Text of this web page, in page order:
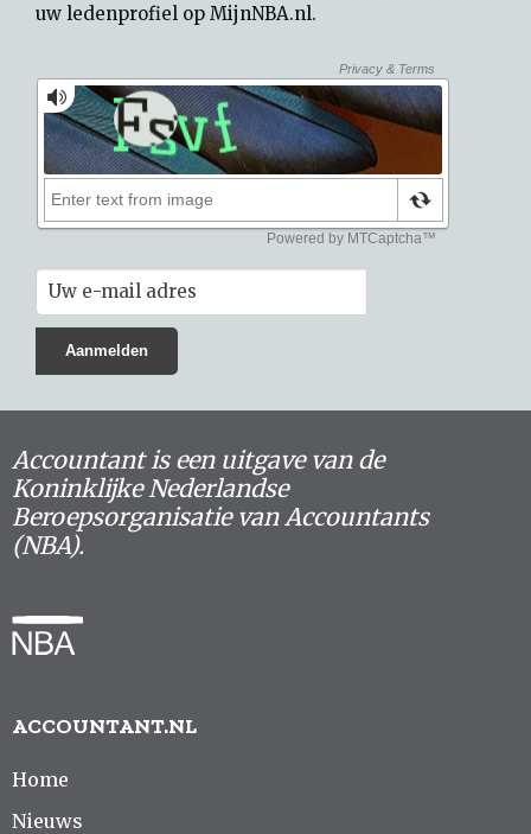
uw ledenprofiel op MijnNBA.nl.
Accountant is een uitgave van de
Koninklijke Nederlandse
Beroepsorganisatie van Accountants
(NBA).
ACCOUNTANT.NL
Home
Nieuws